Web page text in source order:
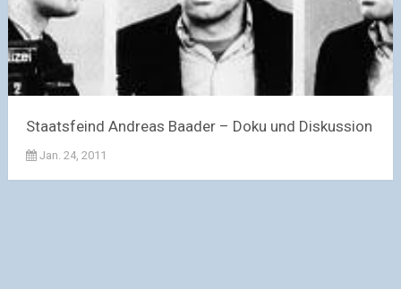
Staatsfeind Andreas Baader – Doku und Diskussion
Jan. 24, 2011